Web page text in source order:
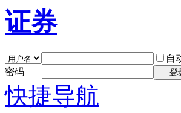
自
密码
登
快捷导航